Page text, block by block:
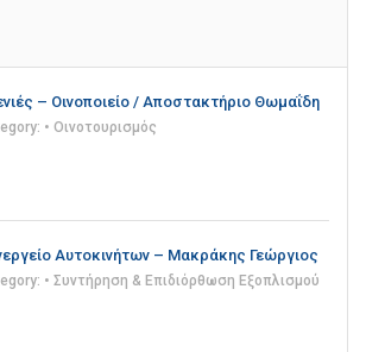
– Οινοποιείο / Αποστακτήριο Θωμαΐδη
• Οινοτουρισμός
Αυτοκινήτων – Μακράκης Γεώργιος
• Συντήρηση & Επιδιόρθωση Εξοπλισμού